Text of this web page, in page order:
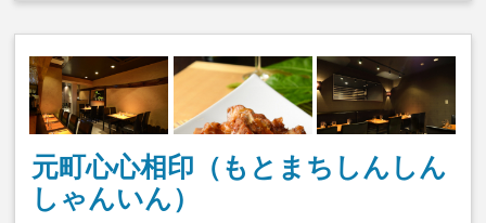
元町心心相印（もとまちしんしん
しゃんいん）